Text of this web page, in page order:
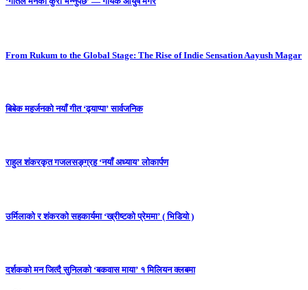
From Rukum to the Global Stage: The Rise of Indie Sensation Aayush Magar
बिबेक महर्जनको नयाँ गीत ‘ढ्याप्पा’ सार्वजनिक
राहुल शंकरकृत गजलसङ्ग्रह ‘नयाँ अध्याय’ लोकार्पण
उर्मिलाको र शंकरको सहकार्यमा ‘ख्रीष्टको प्रेममा’ ( भिडियो )
दर्शकको मन जित्दै सुनिलको ‘बकवास माया’ १ मिलियन क्लबमा